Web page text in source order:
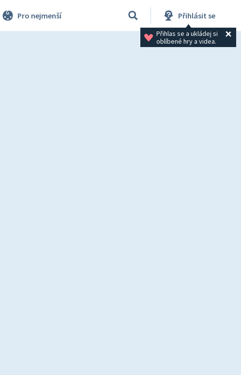
Pro nejmenší Přihlásit se
Přihlas se a ukládej si
oblíbené hry a videa.